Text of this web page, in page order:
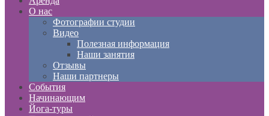
О нас
Фотографии студии
Видео
Полезная информация
Наши занятия
Отзывы
Наши партнеры
События
Начинающим
Йога-туры